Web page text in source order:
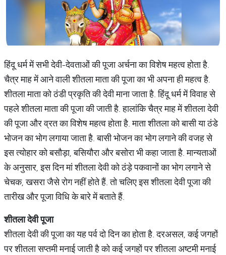
हिंदू धर्म में सभी देवी-देवताओं की पूजा अर्चना का विशेष महत्व होता है.
चैत्र माह में आने वाली शीतला माता की पूजा का भी अपना ही महत्व है.
शीतला माता को ठंडी प्रकृति की देवी माना जाता है. हिंदू धर्म में विवाह से
पहले शीतला माता की पूजा की जाती है. हालांकि चैत्र माह में शीतला देवी
की पूजा और व्रत का विशेष महत्व होता है. माता शीतला को बासी या ठंडे
भोजन का भोग लगाया जाता है. बासी भोजन का भोग लगाने की वजह से
इस त्योहार को बसौड़ा, बसियौरा और बसोरा भी कहा जाता है. मान्यताओं
के अनुसार, इस दिन मां शीतला देवी को ठंड़े पकवानों का भोग लगाने से
चेचक, खसरा जैसे रोग नहीं होते हैं. तो चलिए इस शीतला देवी पूजा की
तारीख और पूजा विधि के बारे में बताते हैं.
शीतलादेवीपूजा
शीतला देवी की पूजा का यह पर्व दो दिन का होता है. दरअसल, कई जगहों
पर शीतला सप्तमी मनाई जाती है को कई जगहों पर शीतला अष्टमी मनाई